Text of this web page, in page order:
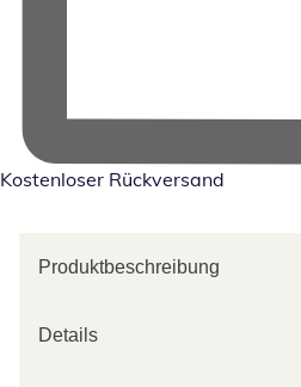
Kostenloser Rückversand
Produktbeschreibung
Details